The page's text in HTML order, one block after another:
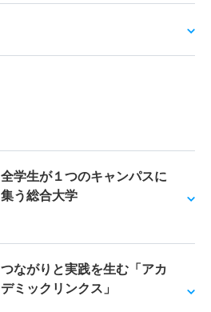
全学生が１つのキャンパスに
集う総合大学
つながりと実践を生む「アカ
デミックリンクス」